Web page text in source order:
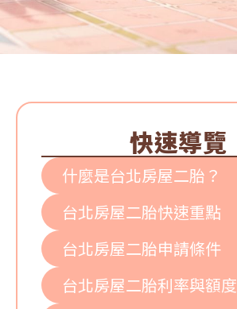
快速導覽
什麼是台北房屋二胎？
台北房屋二胎快速重點
台北房屋二胎申請條件
台北房屋二胎利率與額度